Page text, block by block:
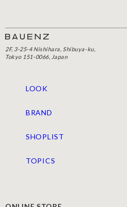
2F, 3-25-4 Nishihara, Shibuya-ku,
Tokyo 151-0066, Japan
LOOK
BRAND
SHOPLIST
TOPICS